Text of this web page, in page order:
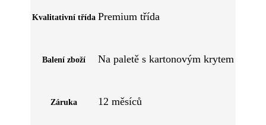
Kvalitativní třída Premium třída
Balení zboží Na paletě s kartonovým krytem
Záruka 12 měsíců